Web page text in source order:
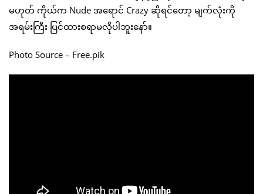
မဟုတ် ကိုယ်က Nude အရောင် Crazy ဆိုရင်တော့ မျက်လုံးကို
အရမ်းကြီး ပြင်ထားစရာမလိုပါဘူးနော်။
Photo Source – Free.pik